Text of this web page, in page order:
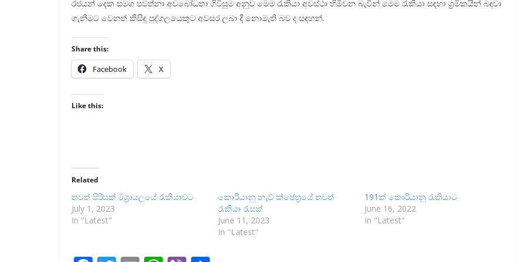
රජයන් දෙක සමග පවත්නා අවබෝධතා ගිවිසුම අනුව මෙම රැකියා අවස්ථා හිමිවන බැවින් මෙම රැකියා සඳහා ශ්‍රමිකයින් බඳවා
ගැනීමට වෙනත් කිසිඳු පුද්ගලයෙකුට අවසර ලබා දී නොමැති බව ද සඳහන්.
Share this:
Facebook X
Like this:
Related
තවත් පිරිසක් ඊශ්‍රායලයේ රැකියාවට
July 1, 2023
In "Latest"
කොරියානු නැව් ක්ෂේත්‍රයේ තවත්
රැකියා රැසක්
June 11, 2023
In "Latest"
191ක් කොරියානු රැකියාට
June 16, 2022
In "Latest"